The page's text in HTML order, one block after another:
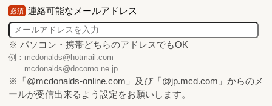
必須 連絡可能なメールアドレス
※ パソコン・携帯どちらのアドレスでもOK
例：mcdonalds@hotmail.com
mcdonalds@docomo.ne.jp
※「@mcdonalds-online.com」及び「@jp.mcd.com」からのメ
ールが受信出来るよう設定をお願いします。